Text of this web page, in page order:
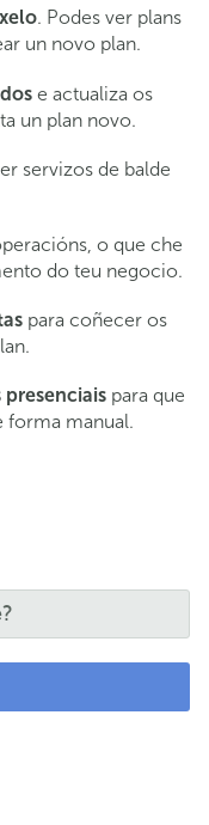
. Podes ver plans
un novo plan.
e actualiza os
un plan novo.
servizos de balde
o que che
do teu negocio.
para coñecer os
para que
forma manual.